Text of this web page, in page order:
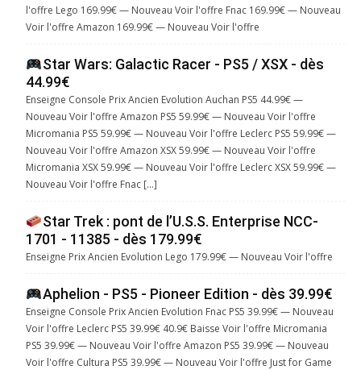
l'offre Lego 169.99€ — Nouveau Voir l'offre Fnac 169.99€ — Nouveau
Voir l'offre Amazon 169.99€ — Nouveau Voir l'offre
Star Wars: Galactic Racer - PS5 / XSX - dès
44.99€
Enseigne Console Prix Ancien Evolution Auchan PS5 44.99€ —
Nouveau Voir l'offre Amazon PS5 59.99€ — Nouveau Voir l'offre
Micromania PS5 59.99€ — Nouveau Voir l'offre Leclerc PS5 59.99€ —
Nouveau Voir l'offre Amazon XSX 59.99€ — Nouveau Voir l'offre
Micromania XSX 59.99€ — Nouveau Voir l'offre Leclerc XSX 59.99€ —
Nouveau Voir l'offre Fnac […]
Star Trek : pont de l’U.S.S. Enterprise NCC-
1701 - 11385 - dès 179.99€
Enseigne Prix Ancien Evolution Lego 179.99€ — Nouveau Voir l'offre
Aphelion - PS5 - Pioneer Edition - dès 39.99€
Enseigne Console Prix Ancien Evolution Fnac PS5 39.99€ — Nouveau
Voir l'offre Leclerc PS5 39.99€ 40.9€ Baisse Voir l'offre Micromania
PS5 39.99€ — Nouveau Voir l'offre Amazon PS5 39.99€ — Nouveau
Voir l'offre Cultura PS5 39.99€ — Nouveau Voir l'offre Just for Game